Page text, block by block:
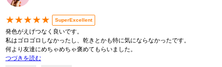
★★★★★ SuperExcellent
発色がえげつなく良いです。
私はゴロゴロしなかったし、乾きとかも特に気にならなかったです。
何より友達にめちゃめちゃ褒めてもらいました。
つづきを読む